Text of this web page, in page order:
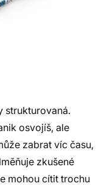
strukturovaná.
osvojíš, ale
zabrat víc času,
zkušené
mohou cítit trochu